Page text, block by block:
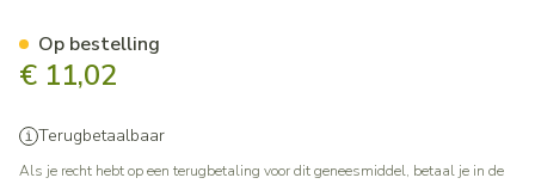
€ 11,02
Terugbetaalbaar
Als je recht hebt op een terugbetaling voor dit geneesmiddel, betaal je in de
Op bestelling